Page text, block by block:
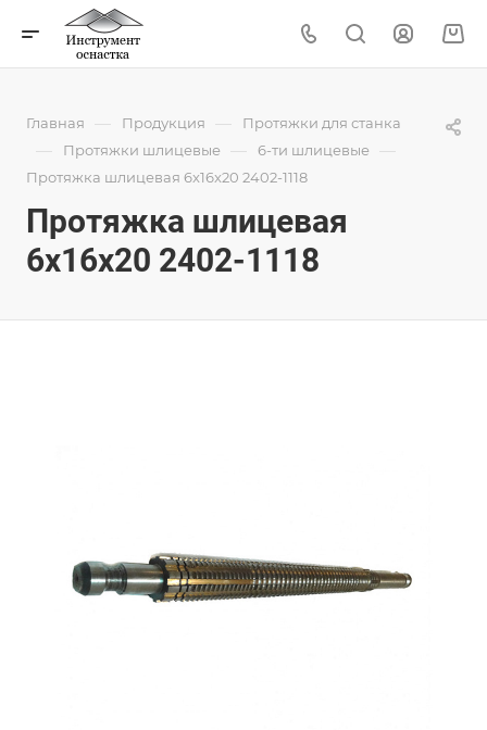
Главная — Продукция — Протяжки для станка
— Протяжки шлицевые — 6-ти шлицевые —
Протяжка шлицевая 6x16x20 2402-1118
Протяжка шлицевая
6x16x20 2402-1118